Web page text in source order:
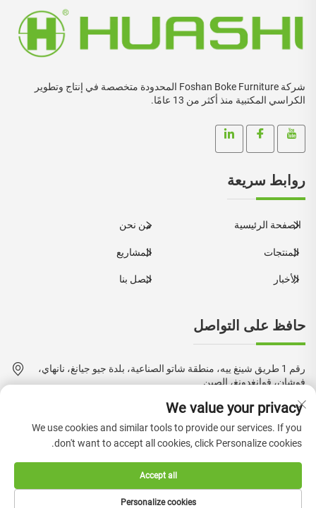
شركة Foshan Boke Furniture المحدودة متخصصة في إنتاج وتطوير
الكراسي المكتبية منذ أكثر من 13 عامًا.
روابط سريعة
الصفحة الرئيسية من نحن
المنتجات المشاريع
الأخبار اتصل بنا
حافظ على التواصل
رقم 1 طريق شينغ ييه، منطقة شاتو الصناعية، بلدة جيو جيانغ، نانهاي،
فوشان، قوانغدونغ، الصين
+86-18924550960
حقوق النشر © 2024 بواسطة شركة فوشان بوكيه للurniture المحدودة.
We value your privacy
We use cookies and similar tools to provide our services. If you
don't want to accept all cookies, click Personalize cookies.
Personalize cookies
Accept all